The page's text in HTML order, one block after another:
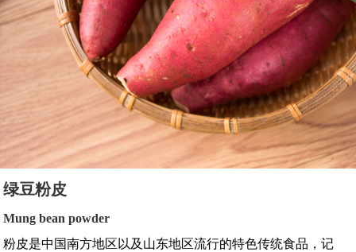
绿豆粉皮
Mung bean powder
粉皮是中国南方地区以及山东地区流行的特色传统食品，记